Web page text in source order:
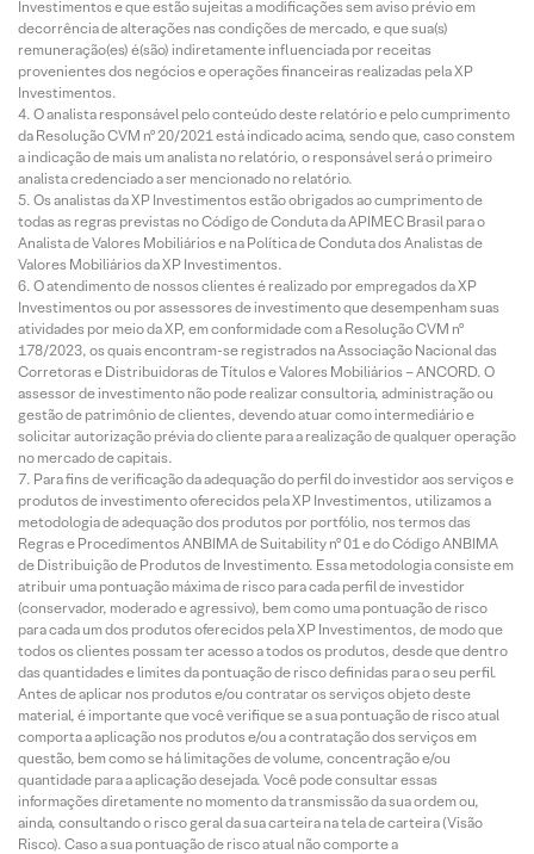
Investimentos e que estão sujeitas a modificações sem aviso prévio em
decorrência de alterações nas condições de mercado, e que sua(s)
remuneração(es) é(são) indiretamente influenciada por receitas
provenientes dos negócios e operações financeiras realizadas pela XP
Investimentos.
O analista responsável pelo conteúdo deste relatório e pelo cumprimento
da Resolução CVM nº 20/2021 está indicado acima, sendo que, caso constem
a indicação de mais um analista no relatório, o responsável será o primeiro
analista credenciado a ser mencionado no relatório.
Os analistas da XP Investimentos estão obrigados ao cumprimento de
todas as regras previstas no Código de Conduta da APIMEC Brasil para o
Analista de Valores Mobiliários e na Política de Conduta dos Analistas de
Valores Mobiliários da XP Investimentos.
O atendimento de nossos clientes é realizado por empregados da XP
Investimentos ou por assessores de investimento que desempenham suas
atividades por meio da XP, em conformidade com a Resolução CVM nº
178/2023, os quais encontram-se registrados na Associação Nacional das
Corretoras e Distribuidoras de Títulos e Valores Mobiliários – ANCORD. O
assessor de investimento não pode realizar consultoria, administração ou
gestão de patrimônio de clientes, devendo atuar como intermediário e
solicitar autorização prévia do cliente para a realização de qualquer operação
no mercado de capitais.
Para fins de verificação da adequação do perfil do investidor aos serviços e
produtos de investimento oferecidos pela XP Investimentos, utilizamos a
metodologia de adequação dos produtos por portfólio, nos termos das
Regras e Procedimentos ANBIMA de Suitability nº 01 e do Código ANBIMA
de Distribuição de Produtos de Investimento. Essa metodologia consiste em
atribuir uma pontuação máxima de risco para cada perfil de investidor
(conservador, moderado e agressivo), bem como uma pontuação de risco
para cada um dos produtos oferecidos pela XP Investimentos, de modo que
todos os clientes possam ter acesso a todos os produtos, desde que dentro
das quantidades e limites da pontuação de risco definidas para o seu perfil.
Antes de aplicar nos produtos e/ou contratar os serviços objeto deste
material, é importante que você verifique se a sua pontuação de risco atual
comporta a aplicação nos produtos e/ou a contratação dos serviços em
questão, bem como se há limitações de volume, concentração e/ou
quantidade para a aplicação desejada. Você pode consultar essas
informações diretamente no momento da transmissão da sua ordem ou,
ainda, consultando o risco geral da sua carteira na tela de carteira (Visão
Risco). Caso a sua pontuação de risco atual não comporte a